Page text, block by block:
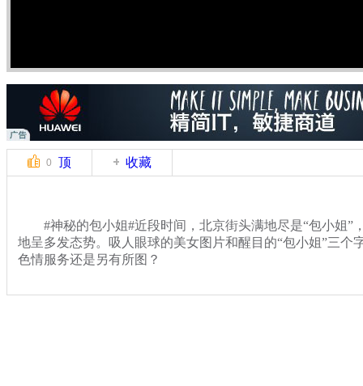
0 顶 收藏
#神秘的包小姐#近段时间，北京街头满地尽是“包小姐”
地呈多发态势。吸人眼球的美女图片和醒目的“包小姐”三个
色情服务还是另有所图？